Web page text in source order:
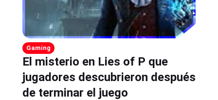
Gaming
El misterio en Lies of P que
jugadores descubrieron después
de terminar el juego